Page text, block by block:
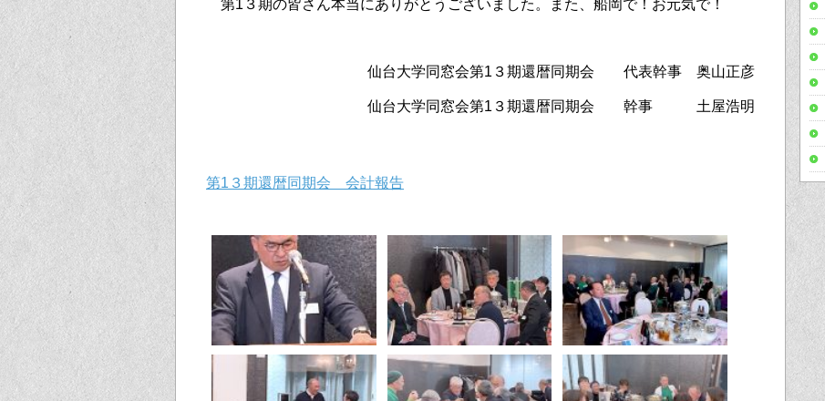
第1３期の皆さん本当にありがとうございました。また、船岡で！お元気で！
仙台大学同窓会第1３期還暦同期会 代表幹事 奥山正彦
仙台大学同窓会第1３期還暦同期会 幹事 土屋浩明
第1３期還暦同期会 会計報告